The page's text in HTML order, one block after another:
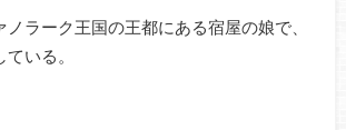
ラーク王国の王都にある宿屋の娘で、
いる。